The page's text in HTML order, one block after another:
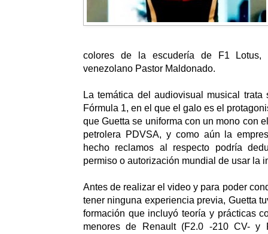
colores de la escudería de F1
venezolano Pastor Maldonado.
La temática del audiovisual musical trata
Fórmula 1, en el que el galo es el
que Guetta se uniforma con un mono con
petrolera PDVSA, y como aún la
hecho reclamos al respecto podría
permiso o autorización mundial de usar la
Antes de realizar el video y para poder
tener ninguna experiencia previa, Guetta
formación que incluyó teoría y prácticas
menores de Renault (F2.0 -210 CV- y